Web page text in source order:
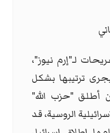
لـ"إرم نيوز"،
ترتيبها بشكل
أطلق "حزب الله"
الروسية، قد